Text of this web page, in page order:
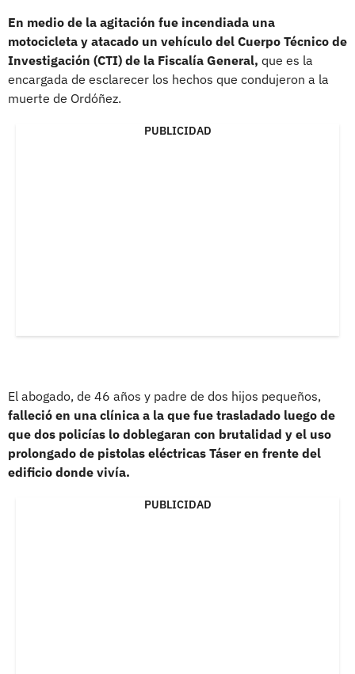
En medio de la agitación fue incendiada una
motocicleta y atacado un vehículo del Cuerpo Técnico de
Investigación (CTI) de la Fiscalía General, que es la
encargada de esclarecer los hechos que condujeron a la
muerte de Ordóñez.
PUBLICIDAD
El abogado, de 46 años y padre de dos hijos pequeños,
falleció en una clínica a la que fue trasladado luego de
que dos policías lo doblegaran con brutalidad y el uso
prolongado de pistolas eléctricas Táser en frente del
edificio donde vivía.
PUBLICIDAD